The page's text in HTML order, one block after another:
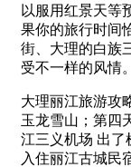
以服用红景天等
果你的旅行时间
街、大理的白族
受不一样的风情。
大理丽江旅游攻
玉龙雪山；第四
江三义机场 出了
入住丽江古城民